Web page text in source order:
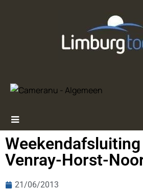
Venray-Horst-
21/06/2013